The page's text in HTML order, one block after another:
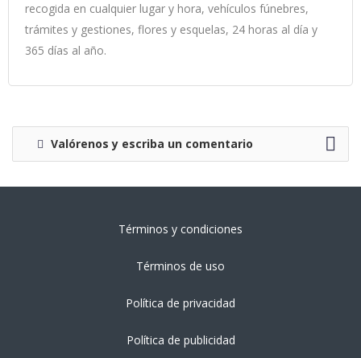
recogida en cualquier lugar y hora, vehículos fúnebres,
trámites y gestiones, flores y esquelas, 24 horas al día y
365 días al año.
Valórenos y escriba un comentario
Términos y condiciones
Términos de uso
Política de privacidad
Política de publicidad